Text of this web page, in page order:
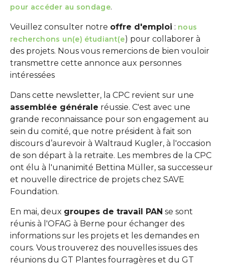
pour accéder au sondage.
Veuillez consulter notre offre d'emploi : nous
recherchons un(e) étudiant(e) pour collaborer à
des projets. Nous vous remercions de bien vouloir
transmettre cette annonce aux personnes
intéressées
Dans cette newsletter, la CPC revient sur une
assemblée générale réussie. C'est avec une
grande reconnaissance pour son engagement au
sein du comité, que notre président à fait son
discours d’aurevoir à Waltraud Kugler, à l'occasion
de son départ à la retraite. Les membres de la CPC
ont élu à l'unanimité Bettina Müller, sa successeur
et nouvelle directrice de projets chez SAVE
Foundation.
En mai, deux groupes de travail PAN se sont
réunis à l'OFAG à Berne pour échanger des
informations sur les projets et les demandes en
cours. Vous trouverez des nouvelles issues des
réunions du GT Plantes fourragères et du GT